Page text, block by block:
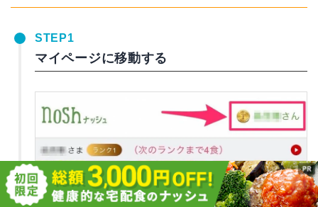
STEP1
マイページに移動する